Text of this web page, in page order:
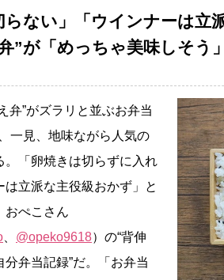
らない」「ウインナーは立
”が「めっちゃ美味しそう」
弁”がズラリと並ぶお弁当
一見、地味ながら人気の
。「卵焼きは切らずに入れ
は立派な主役級おかず」と
おぺこさん
@opeko9618）の“背伸
弁当記録”だ。「お弁当